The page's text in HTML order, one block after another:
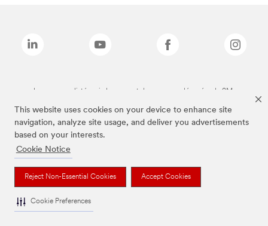
This website uses cookies on your device to enhance site
navigation, analyze site usage, and deliver you advertisements
based on your interests.
Cookie Notice
Reject Non-Essential Cookies Accept Cookies
Cookie Preferences
Les marques listées ci-dessus sont des marques déposées de 3M.